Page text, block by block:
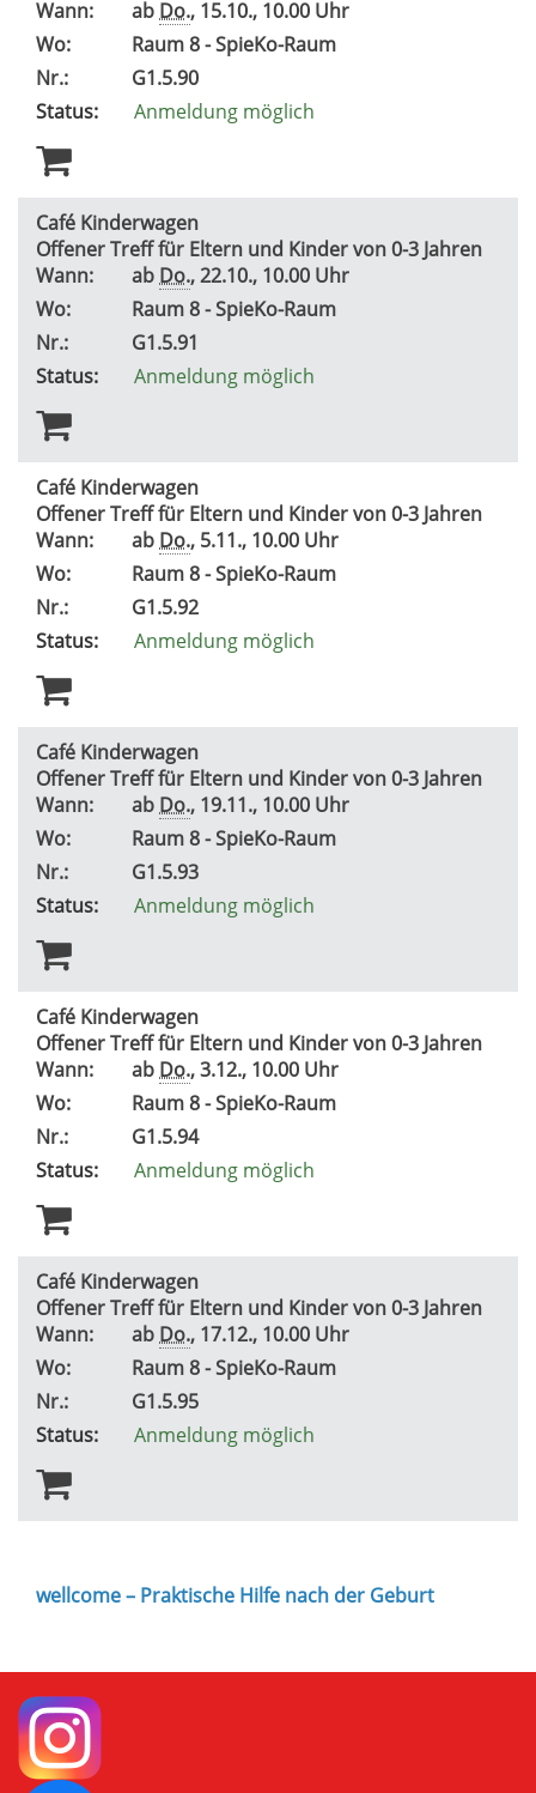
Wann: ab Do., 15.10., 10.00 Uhr
Wo:
Raum 8 - SpieKo-Raum
Nr.:
G1.5.90
Status:
Anmeldung möglich
Café Kinderwagen
Offener Treff für Eltern und Kinder von 0-3 Jahren
Wann:
ab Do., 22.10., 10.00 Uhr
Wo:
Raum 8 - SpieKo-Raum
Nr.:
G1.5.91
Status:
Anmeldung möglich
Café Kinderwagen
Offener Treff für Eltern und Kinder von 0-3 Jahren
Wann:
ab Do., 5.11., 10.00 Uhr
Wo:
Raum 8 - SpieKo-Raum
Nr.:
G1.5.92
Status:
Anmeldung möglich
Café Kinderwagen
Offener Treff für Eltern und Kinder von 0-3 Jahren
Wann:
ab Do., 19.11., 10.00 Uhr
Wo:
Raum 8 - SpieKo-Raum
Nr.:
G1.5.93
Status:
Anmeldung möglich
Café Kinderwagen
Offener Treff für Eltern und Kinder von 0-3 Jahren
Wann:
ab Do., 3.12., 10.00 Uhr
Wo:
Raum 8 - SpieKo-Raum
Nr.:
G1.5.94
Status:
Anmeldung möglich
Café Kinderwagen
Offener Treff für Eltern und Kinder von 0-3 Jahren
Wann:
ab Do., 17.12., 10.00 Uhr
Wo:
Raum 8 - SpieKo-Raum
Nr.:
G1.5.95
Status:
Anmeldung möglich
wellcome – Praktische Hilfe nach der Geburt